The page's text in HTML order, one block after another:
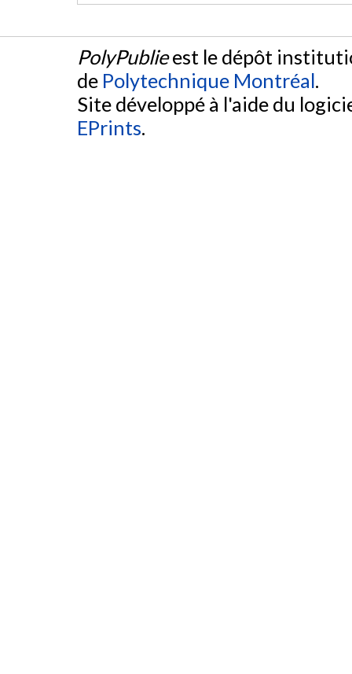
PolyPublieest le dépôt
de Polytechnique Montréal.
Site développé à l'aide du
EPrints.